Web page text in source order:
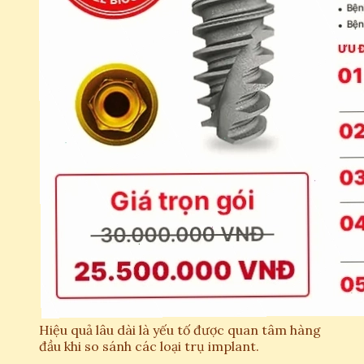
Hiệu quả lâu dài là yếu tố được quan tâm hàng
đầu khi so sánh các loại trụ implant.